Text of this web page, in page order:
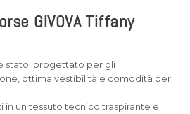
GIVOVA Tiffany
stato progettato per gli
ottima vestibilità e comodità per
in un tessuto tecnico traspirante e